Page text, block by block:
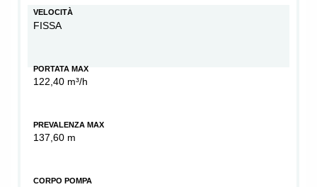
VELOCITÀ
FISSA
PORTATA MAX
122,40 m³/h
PREVALENZA MAX
137,60 m
CORPO POMPA